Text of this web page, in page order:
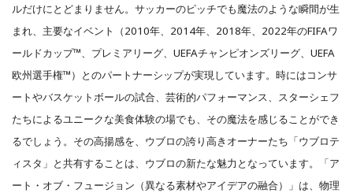
ルだけにとどまりません。サッカーのピッチでも魔法のような瞬間が生
まれ、主要なイベント（2010年、2014年、2018年、2022年のFIFAワ
ールドカップ™、プレミアリーグ、UEFAチャンピオンズリーグ、UEFA
欧州選手権™）とのパートナーシップが実現しています。時にはコンサ
ートやバスケットボールの試合、芸術的パフォーマンス、スターシェフ
たちによるユニークな美食体験の場でも、その魔法を感じることができ
るでしょう。その高揚感を、ウブロの誇り高きオーナーたち「ウブロテ
ィスタ」と共有することは、ウブロの新たな魅力となっています。「ア
ート・オブ・フュージョン（異なる素材やアイデアの融合）」は、物理